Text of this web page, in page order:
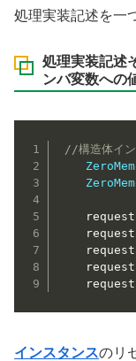
処理実装記述を一
処理実装記述
ンバ変数への
//構造体イン
	request
	request
	request
	request
	request
インスタンスのリ